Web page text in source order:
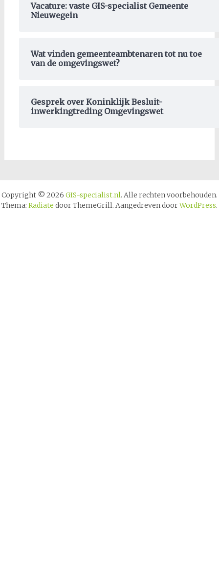
Vacature: vaste GIS-specialist Gemeente
Nieuwegein
Wat vinden gemeenteambtenaren tot nu toe
van de omgevingswet?
Gesprek over Koninklijk Besluit-
inwerkingtreding Omgevingswet
Copyright © 2026 GIS-specialist.nl. Alle rechten voorbehouden.
Thema: Radiate door ThemeGrill. Aangedreven doorWordPress.